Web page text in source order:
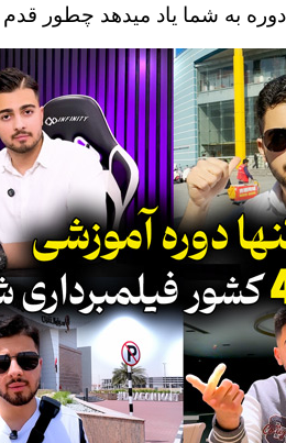
به شما یاد میدهد چطور قدم